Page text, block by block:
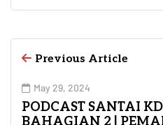
Previous Article
May 29, 2024
PODCAST SANTAI
BAHAGIAN 2 |